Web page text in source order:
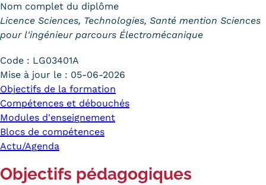
Catalogue national
Équivalences, passerelles et
suites de parcours
Modalités d'enseignement
Formation en présentiel
Alternance
Nom complet du diplôme
Licence Sciences, Technologies, Santé mention Sciences
pour l'ingénieur parcours Électromécanique
Code : LG03401A
Mise à jour le : 05-06-2026
Objectifs de la formation
Compétences et débouchés
Modules d'enseignement
Blocs de compétences
Actu/Agenda
Objectifs pédagogiques